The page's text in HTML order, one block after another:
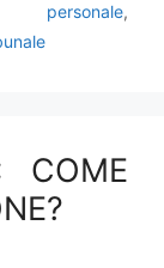
personale,
COME